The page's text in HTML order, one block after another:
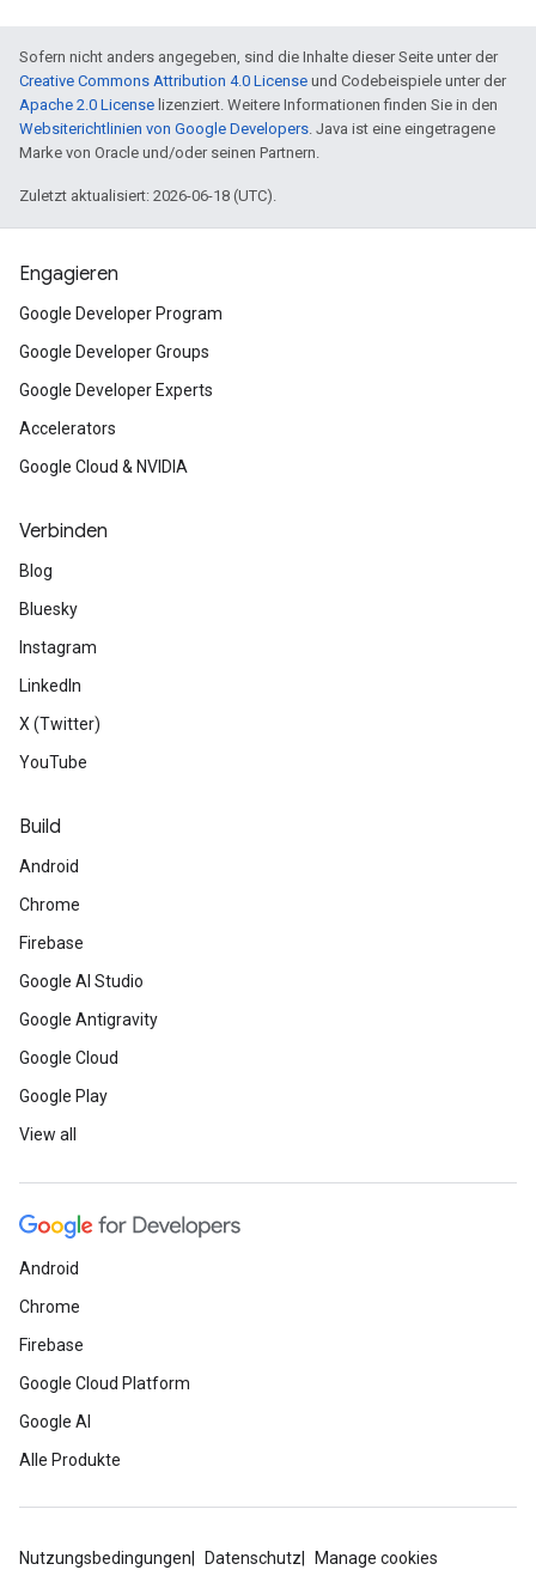
Sofern nicht anders angegeben, sind die Inhalte dieser Seite unter der
Creative Commons Attribution 4.0 License und Codebeispiele unter der
Apache 2.0 License lizenziert. Weitere Informationen finden Sie in den
Websiterichtlinien von Google Developers. Java ist eine eingetragene
Marke von Oracle und/oder seinen Partnern.
Zuletzt aktualisiert: 2026-06-18 (UTC).
Engagieren
Google Developer Program
Google Developer Groups
Google Developer Experts
Accelerators
Google Cloud & NVIDIA
Verbinden
Blog
Bluesky
Instagram
LinkedIn
X (Twitter)
YouTube
Build
Android
Chrome
Firebase
Google AI Studio
Google Antigravity
Google Cloud
Google Play
View all
Android
Chrome
Firebase
Google Cloud Platform
Google AI
Alle Produkte
Nutzungsbedingungen Datenschutz Manage cookies